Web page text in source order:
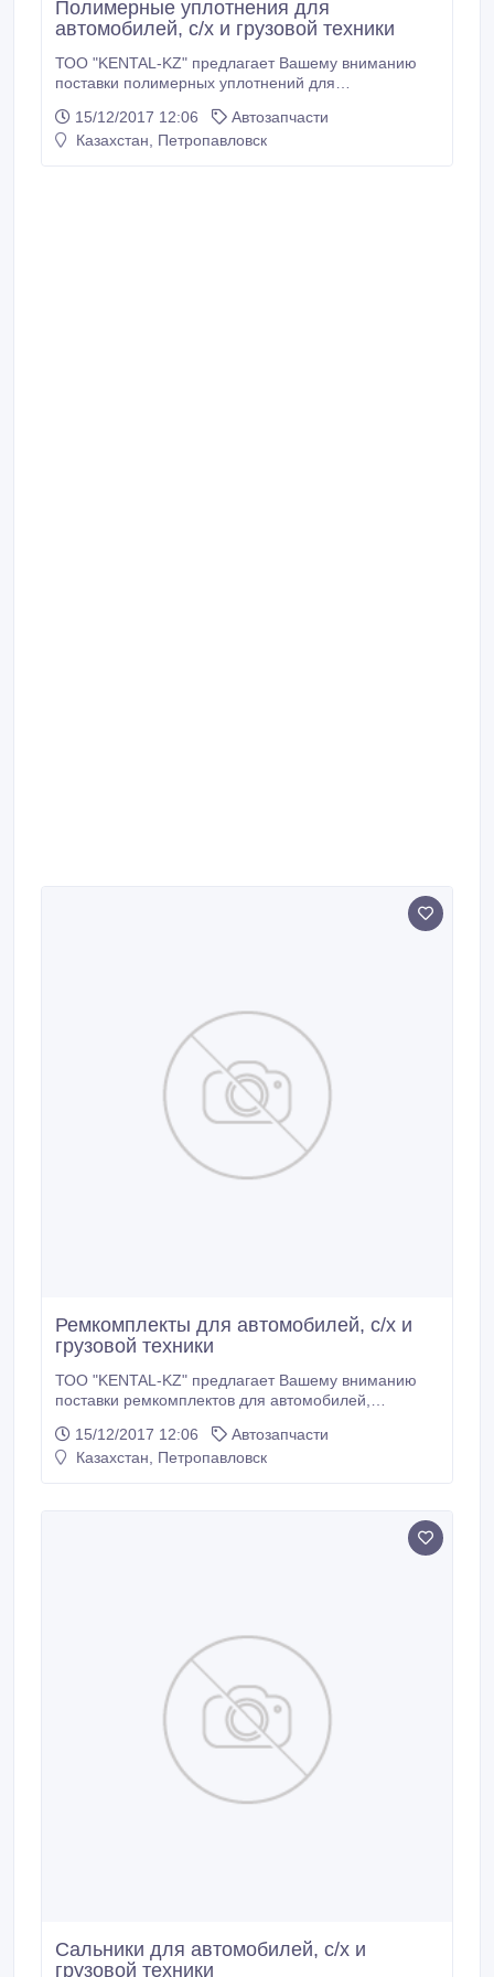
Полимерные уплотнения для
автомобилей, c/x и грузовой техники
ТОО "KENTAL-KZ" предлагает Вашему вниманию
поставки полимерных уплотнений для
техники. Партнеры компании "KENTAL-KZ"
получают: • продукцию от завода производителя; •
15/12/2017 12:06
Автозапчасти
Казахстан, Петропавловск
Ремкомплекты для автомобилей, с/х и
грузовой техники
ТОО "KENTAL-KZ" предлагает Вашему вниманию
поставки ремкомплектов для автомобилей,
Партнеры компании "KENTAL-KZ" получают: •
продукцию от завода производителя; • гарантию
15/12/2017 12:06
Автозапчасти
Казахстан, Петропавловск
Сальники для автомобилей, с/х и
грузовой техники